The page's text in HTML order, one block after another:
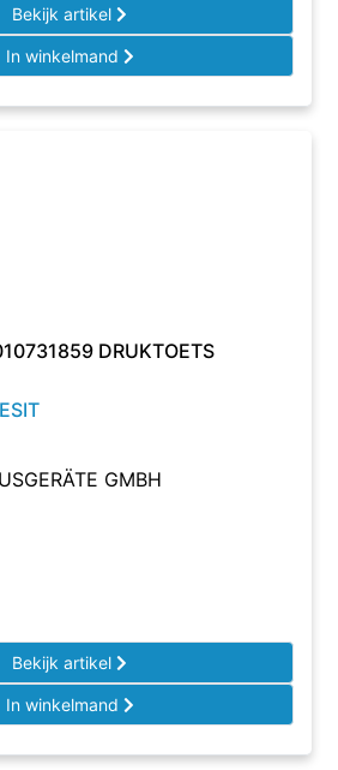
Bekijk artikel
In winkelmand
DRUKTOETS
GMBH
Bekijk artikel
In winkelmand